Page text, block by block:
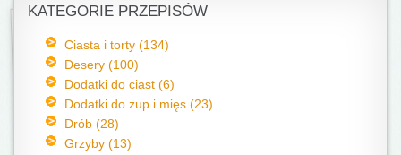
KATEGORIE PRZEPISÓW
Ciasta i torty (134)
Desery (100)
Dodatki do ciast (6)
Dodatki do zup i mięs (23)
Drób (28)
Grzyby (13)